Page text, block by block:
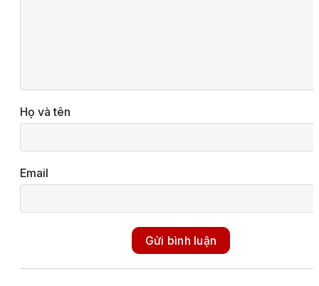
Họ và tên
Email
Gửi bình luận